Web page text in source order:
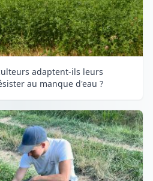
adaptent-ils leurs
au manque d'eau ?